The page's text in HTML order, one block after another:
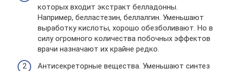
которых входит экстракт белладонны.
Например, белластезин, беллалгин. Уменьшают
выработку кислоты, хорошо обезболивают. Но в
силу огромного количества побочных эффектов
врачи назначают их крайне редко.
Антисекреторные вещества. Уменьшают синтез